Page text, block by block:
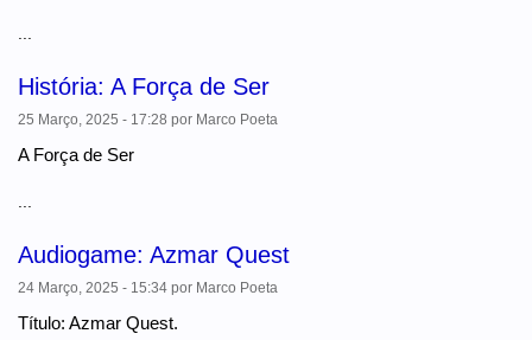
...
História: A Força de Ser
25 Março, 2025 - 17:28 por Marco Poeta
A Força de Ser
...
Audiogame: Azmar Quest
24 Março, 2025 - 15:34 por Marco Poeta
Título: Azmar Quest.